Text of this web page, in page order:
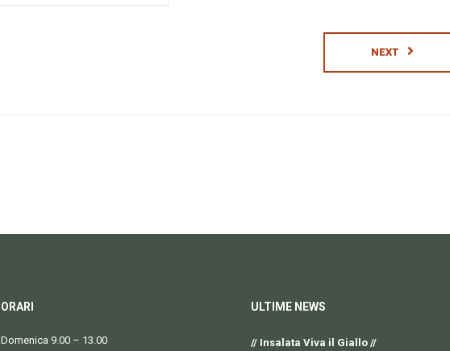
NEXT
ORARI
Domenica 9.00 – 13.00
ULTIME NEWS
// Insalata Viva il Giallo //